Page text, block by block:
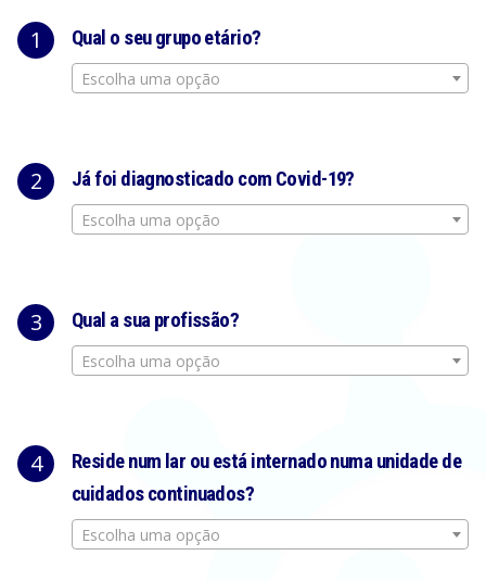
1 Qual o seu grupo etário?
Escolha uma opção
2 Já foi diagnosticado com Covid-19?
Escolha uma opção
3 Qual a sua profissão?
Escolha uma opção
4
Reside num lar ou está internado numa unidade de
cuidados continuados?
Escolha uma opção